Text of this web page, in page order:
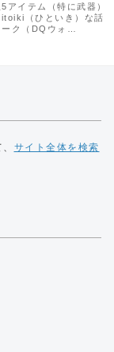
アイテム（特に武器）
（ひといき）な話
ク（DQウォ…
サイト全体を検索